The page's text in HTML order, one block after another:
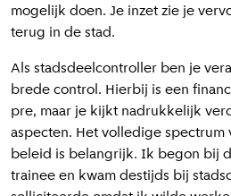
mogelijk doen. Je inzet zie je
terug in de stad.
Als stadsdeelcontroller ben je
brede control. Hierbij is een
pre, maar je kijkt nadrukkelijk
aspecten. Het volledige
beleid is belangrijk. Ik begon bij
trainee en kwam destijds bij